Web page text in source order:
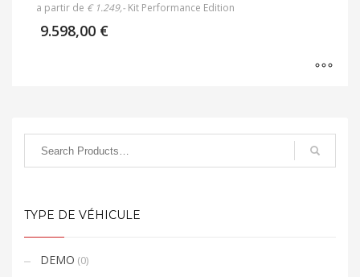
a partir de € 1.249,- Kit Performance Edition
9.598,00 €
TYPE DE VÉHICULE
DEMO (0)